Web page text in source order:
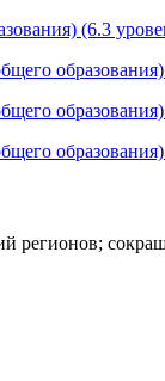
(6.3
регионов;